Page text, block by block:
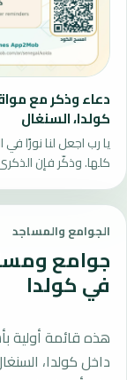
دعاء وذكر مع
كولدا، السنغال
يا رب اجعل لنا نورًا
كلها. وذكّر فإن
الجوامع والمساجد
جوامع
في كولدا
هذه قائمة أولية
داخل كولدا،